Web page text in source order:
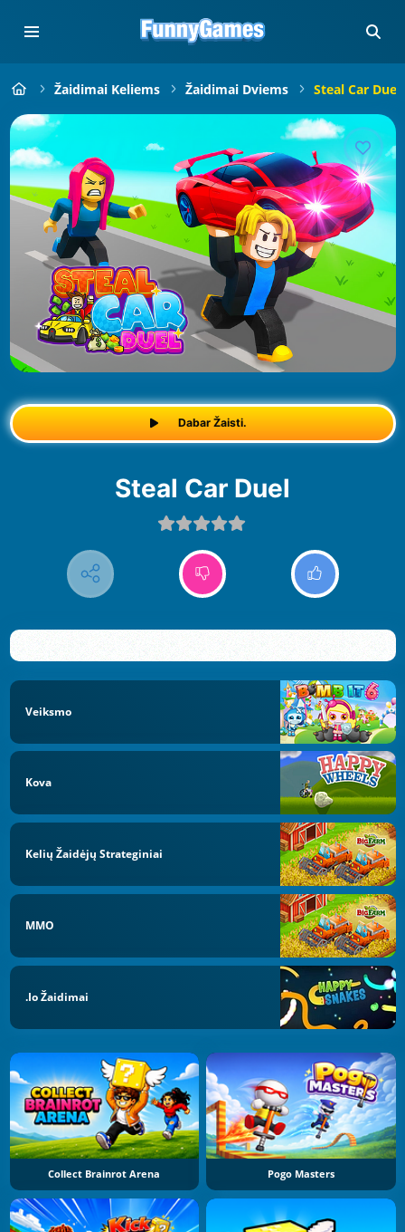
Žaidimai Keliems Žaidimai Dviems Steal Car Duel
Dabar Žaisti.
Steal Car Duel
Veiksmo
Kova
Kelių Žaidėjų Strateginiai
MMO
.io Žaidimai
Collect Brainrot Arena Pogo Masters